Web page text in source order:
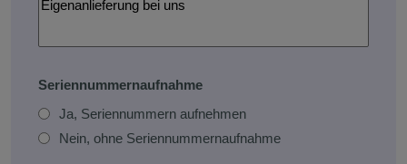
Seriennummernaufnahme
Ja, Seriennummern aufnehmen
Nein, ohne Seriennummernaufnahme